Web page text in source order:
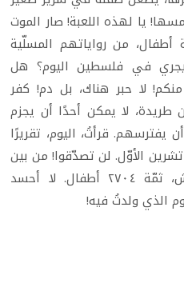
يا لهذه اللعبة! صار الموت
من رواياتهم المسلّية
في فلسطين اليوم؟ هل
لا حبر هناك، بل دم! كفر
طريدة، لا يمكن أحدًا أن يجزم
قرأتُ، اليوم، تقريرًا
الذين قضوا في غزّة منذ ٧ تشرين الأوّل. لن تصدّقوا! من بين
٦٥٤٦ فلسطينيًّا قتلهم الوحش، ثمّة ٢٧٠٤ أطفال. لا أحسد
الذي ولدتُ فيه!